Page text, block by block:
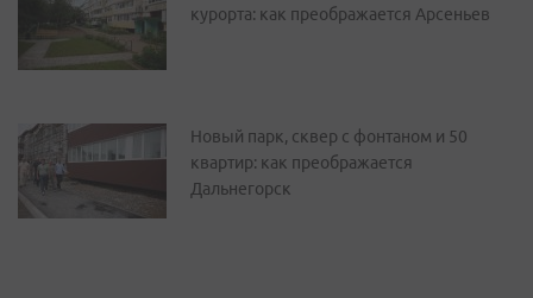
курорта: как преображается Арсеньев
Новый парк, сквер с фонтаном и 50
квартир: как преображается
Дальнегорск